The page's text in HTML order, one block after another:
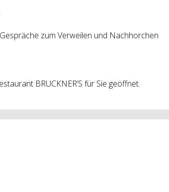
zum Verweilen und Nachhorchen
BRUCKNER’S für Sie geöffnet.